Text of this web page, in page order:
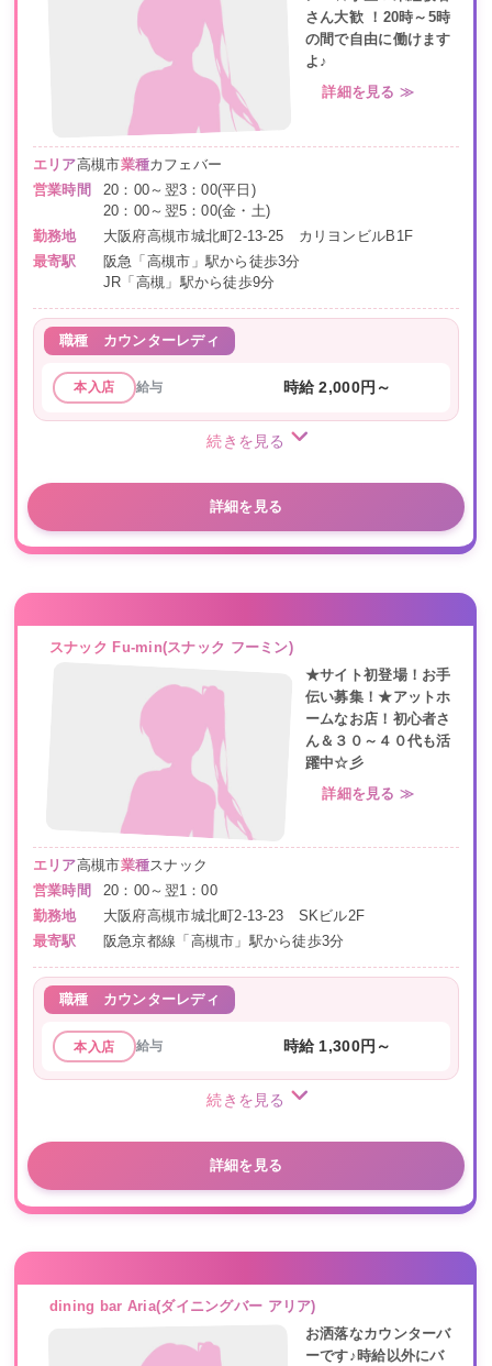
さん大歓 ！20時～5時
の間で自由に働けます
よ♪
詳細を見る ≫
エリア高槻市業種カフェバー
営業時間
20：00～翌3：00(平日)
20：00～翌5：00(金・土)
勤務地
大阪府高槻市城北町2-13-25 カリヨンビルB1F
最寄駅
阪急「高槻市」駅から徒歩3分
JR「高槻」駅から徒歩9分
職種 カウンターレディ
本入店 給与 時給 2,000円～
続きを見る
詳細を見る
スナック Fu-min(スナック フーミン)
★サイト初登場！お手
伝い募集！★アットホ
ームなお店！初心者さ
ん＆３０～４０代も活
躍中☆彡
詳細を見る ≫
エリア高槻市業種スナック
営業時間
20：00～翌1：00
勤務地
大阪府高槻市城北町2-13-23 SKビル2F
最寄駅
阪急京都線「高槻市」駅から徒歩3分
職種 カウンターレディ
本入店 給与 時給 1,300円～
続きを見る
詳細を見る
dining bar Aria(ダイニングバー アリア)
お洒落なカウンターバ
ーです♪時給以外にバ